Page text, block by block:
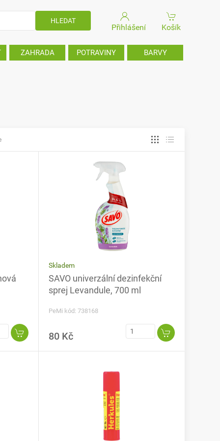
Přihlášení Košík
ZAHRADA POTRAVINY BARVY
Skladem
SAVO univerzální dezinfekční
sprej Levandule, 700 ml
PeMi kód: 738168
80 Kč